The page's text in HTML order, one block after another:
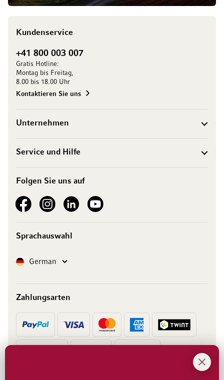
Kundenservice
+41 800 003 007
Gratis Hotline:
Montag bis Freitag,
8.00 bis 18.00 Uhr
Kontaktieren Sie uns
Unternehmen
Service und Hilfe
Folgen Sie uns auf
See our FacebookSee our Instagram account
See our LinkedInSee our YouTube channel
Sprachauswahl
SpracheGerman
Zahlungsarten